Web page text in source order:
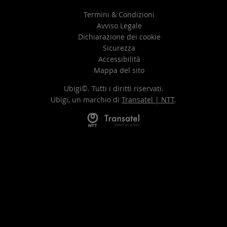
Termini & Condizioni
Avviso Legale
Dichiarazione dei cookie
Sicurezza
Accessibilità
Mappa del sito
Ubigi©. Tutti i diritti riservati.
Ubigi, un marchio di Transatel | NTT.